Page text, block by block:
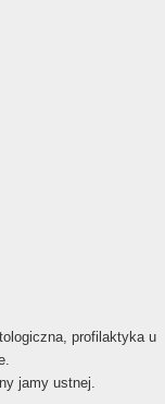
profilaktyka u
jamy ustnej.